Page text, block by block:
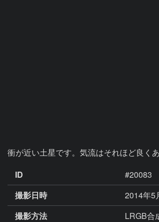
衝が近い土星です。気流はそれほど良く
ID
#20083
撮影日時
2014年5
撮影方法
LRGB